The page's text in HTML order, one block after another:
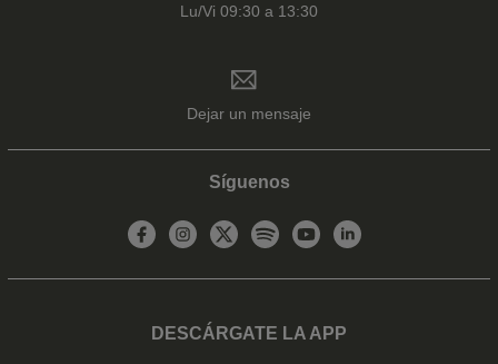
Lu/Vi 09:30 a 13:30
Dejar un mensaje
Síguenos
DESCÁRGATE LA APP